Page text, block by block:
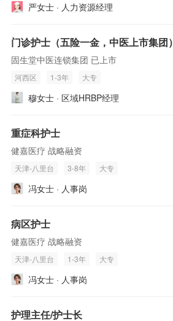
严女士 · 人力资源经理
门诊护士（五险一金，中医上市集团）
固生堂中医连锁集团 已上市
河西区 1-3年 大专
穆女士 · 区域HRBP经理
重症科护士
健嘉医疗 战略融资
天津-八里台 3-8年 大专
冯女士 · 人事岗
病区护士
健嘉医疗 战略融资
天津-八里台 1-3年 大专
冯女士 · 人事岗
护理主任/护士长